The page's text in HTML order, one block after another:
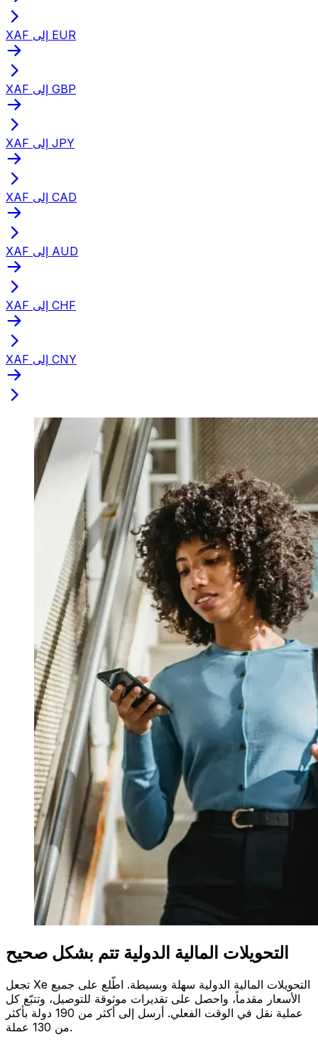
XAF إلى EUR
XAF إلى GBP
XAF إلى JPY
XAF إلى CAD
XAF إلى AUD
XAF إلى CHF
XAF إلى CNY
التحويلات المالية الدولية تتم بشكل صحيح
تجعل Xe التحويلات المالية الدولية سهلة وبسيطة. اطّلع على جميع
الأسعار مقدماً، واحصل على تقديرات موثوقة للتوصيل، وتتبّع كل
عملية نقل في الوقت الفعلي. أرسل إلى أكثر من 190 دولة بأكثر
من 130 عملة.